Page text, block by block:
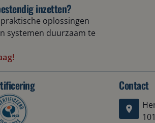
inzetten?
oplossingen
systemen duurzaam te
Contact